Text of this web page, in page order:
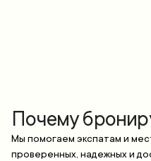
Почему
Мы помогаем экспатам и
проверенных, надежных и